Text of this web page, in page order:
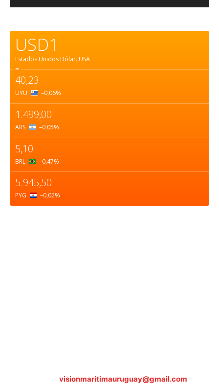
USD1
Estados Unidos Dólar. USA
=
40,23
UYU –0,06%
1.499,00
ARS –0,05%
5,10
BRL –0,47%
5.945,50
PYG –0,02%
visionmaritimauruguay@gmail.com